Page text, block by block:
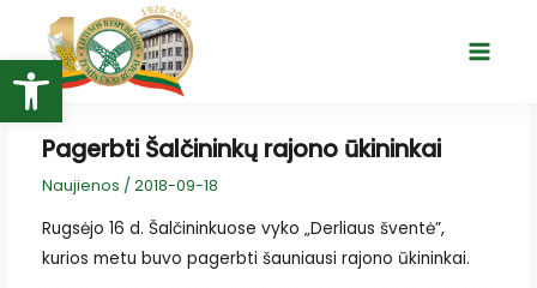
Open toolbar
turinio
Main
Pagerbti Šalčininkų rajono ūkininkai
Naujienos / 2018-09-18
Rugsėjo 16 d. Šalčininkuose vyko „Derliaus šventė”,
kurios metu buvo pagerbti šauniausi rajono ūkininkai.